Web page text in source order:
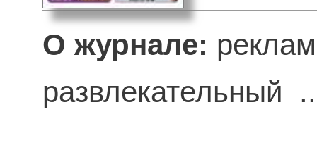
О журнале:
развлекательный